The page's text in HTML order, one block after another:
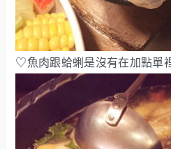
♡魚肉跟蛤蜊是沒有在加點單